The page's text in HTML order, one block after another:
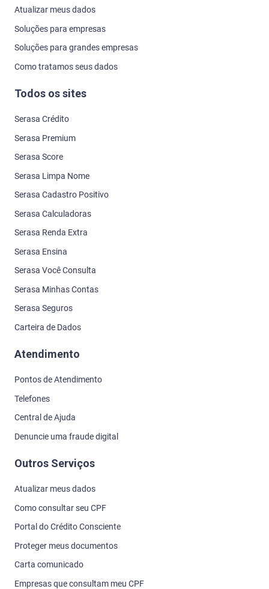
Atualizar meus dados
Soluções para empresas
Soluções para grandes empresas
Como tratamos seus dados
Todos os sites
Serasa Crédito
Serasa Premium
Serasa Score
Serasa Limpa Nome
Serasa Cadastro Positivo
Serasa Calculadoras
Serasa Renda Extra
Serasa Ensina
Serasa Você Consulta
Serasa Minhas Contas
Serasa Seguros
Carteira de Dados
Atendimento
Pontos de Atendimento
Telefones
Central de Ajuda
Denuncie uma fraude digital
Outros Serviços
Atualizar meus dados
Como consultar seu CPF
Portal do Crédito Consciente
Proteger meus documentos
Carta comunicado
Empresas que consultam meu CPF